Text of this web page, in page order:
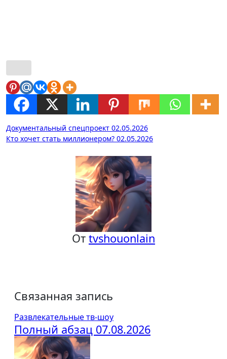
Навигация
по
Документальный спецпроект 02.05.2026
Кто хочет стать миллионером? 02.05.2026
От tvshouonlain
Связанная запись
Развлекательные тв-шоу
Полный абзац 07.08.2026